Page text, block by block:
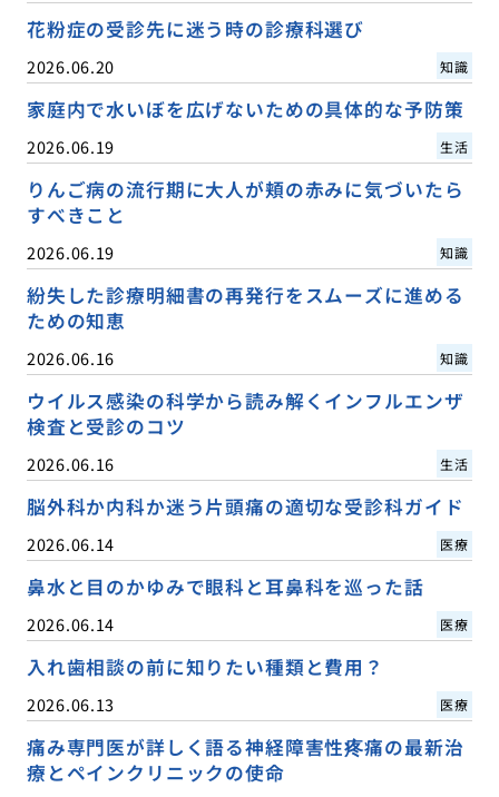
花粉症の受診先に迷う時の診療科選び
2026.06.20 知識
家庭内で水いぼを広げないための具体的な予防策
2026.06.19 生活
りんご病の流行期に大人が頬の赤みに気づいたら
すべきこと
2026.06.19 知識
紛失した診療明細書の再発行をスムーズに進める
ための知恵
2026.06.16 知識
ウイルス感染の科学から読み解くインフルエンザ
検査と受診のコツ
2026.06.16 生活
脳外科か内科か迷う片頭痛の適切な受診科ガイド
2026.06.14 医療
鼻水と目のかゆみで眼科と耳鼻科を巡った話
2026.06.14 医療
入れ歯相談の前に知りたい種類と費用？
2026.06.13 医療
痛み専門医が詳しく語る神経障害性疼痛の最新治
療とペインクリニックの使命